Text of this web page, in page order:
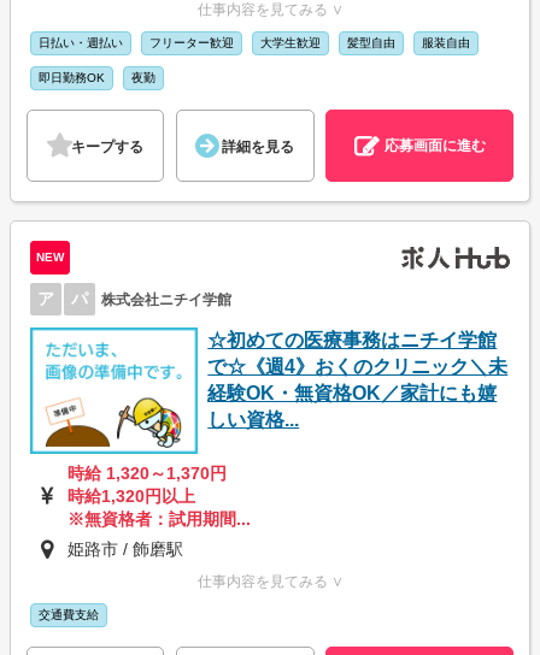
仕事内容を見てみる ∨
日払い・週払い フリーター歓迎 大学生歓迎 髪型自由 服装自由
即日勤務OK 夜勤
キープする 詳細を見る 応募画面に進む
NEW
ア パ 株式会社ニチイ学館
☆初めての医療事務はニチイ学館
で☆《週4》おくのクリニック＼未
経験OK・無資格OK／家計にも嬉
しい資格...
時給 1,320～1,370円
時給1,320円以上
※無資格者：試用期間...
姫路市 / 飾磨駅
仕事内容を見てみる ∨
交通費支給